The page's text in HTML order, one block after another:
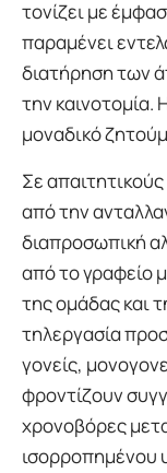
τονίζει με
παραμένει
διατήρηση των
την καινοτομία.
μοναδικό
Σε
από την
διαπροσωπική
από το γραφείο
της ομάδας και
τηλεργασία
γονείς,
φροντίζουν
χρονοβόρες
ισορροπημένου